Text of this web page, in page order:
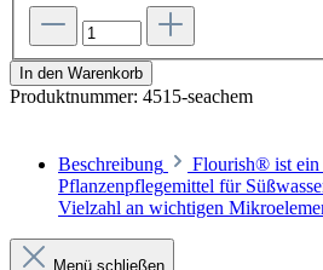
In den Warenkorb
Produktnummer: 4515-seachem
Beschreibung
Flourish® ist ein
Pflanzenpflegemittel für
Vielzahl an wichtigen
Menü schließen